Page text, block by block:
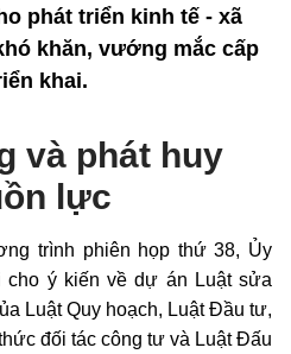
phát triển kinh tế - xã
khăn, vướng mắc cấp
khai.
và phát huy
lực
trình phiên họp thứ 38, Ủy
cho ý kiến về dự án Luật sửa
Luật Quy hoạch, Luật Đầu tư,
đối tác công tư và Luật Đấu